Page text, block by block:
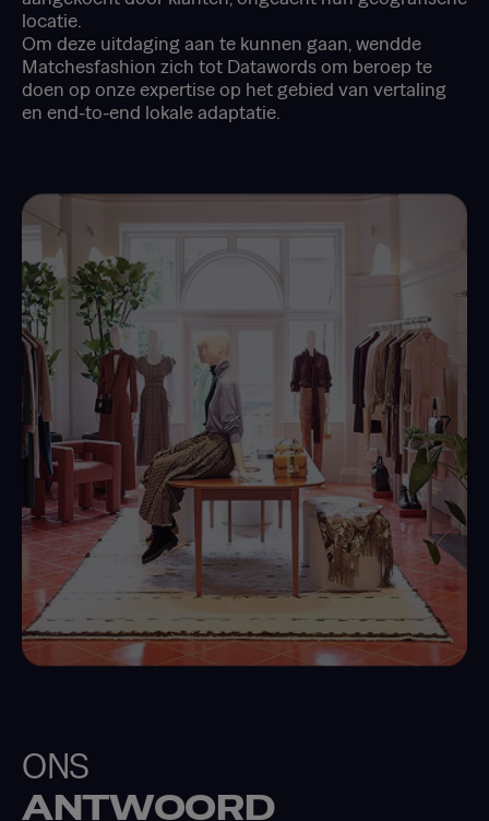
locatie.
Om deze uitdaging aan te kunnen gaan, wendde
Matchesfashion zich tot Datawords om beroep te
doen op onze expertise op het gebied van vertaling
en end-to-end lokale adaptatie.
ONS
ANTWOORD